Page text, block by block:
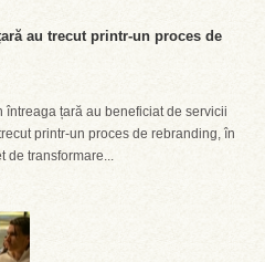
au trecut printr-un proces de
țară au beneficiat de servicii
printr-un proces de rebranding, în
de transformare...